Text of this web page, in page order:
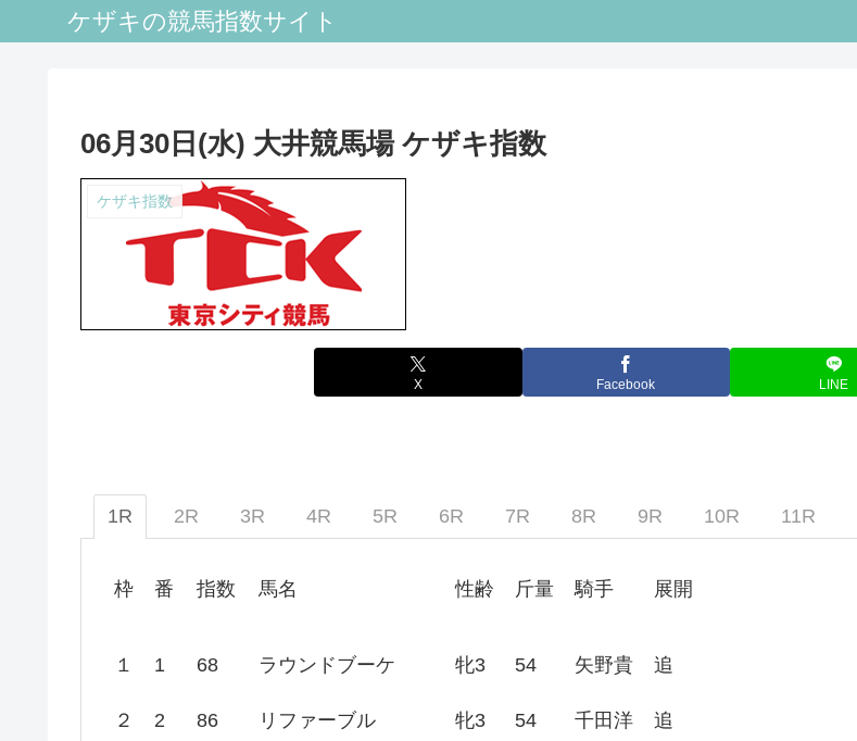
ケザキの競馬指数サイト
06月30日(水) 大井競馬場 ケザキ指数
ケザキ指数
X Facebook LINE
1R 2R 3R 4R 5R 6R 7R 8R 9R 10R 11R
枠 番 指数 馬名 性齢 斤量 騎手 展開
１ 1 68 ラウンドブーケ 牝3 54 矢野貴 追
２ 2 86 リファーブル 牝3 54 千田洋 追